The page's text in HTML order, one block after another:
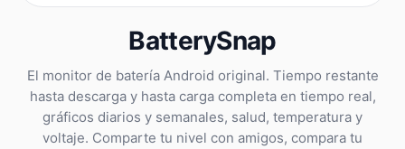
BatterySnap
El monitor de batería Android original. Tiempo restante
hasta descarga y hasta carga completa en tiempo real,
gráficos diarios y semanales, salud, temperatura y
voltaje. Comparte tu nivel con amigos, compara tu